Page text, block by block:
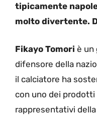
tipicamente
molto divertente.
Fikayo Tomori è un
difensore della
il calciatore ha
con uno dei
rappresentativi